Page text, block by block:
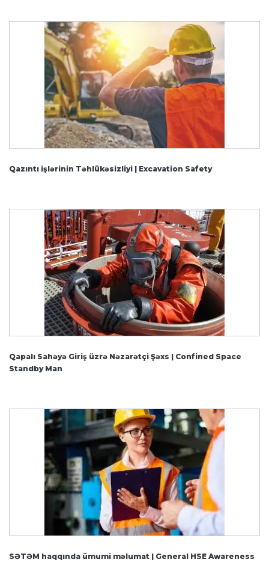
Qazıntı işlərinin Təhlükəsizliyi | Excavation Safety
Qapalı Sahəyə Giriş üzrə Nəzarətçi Şəxs | Confined Space
Standby Man
SƏTƏM haqqında ümumi məlumat | General HSE Awareness